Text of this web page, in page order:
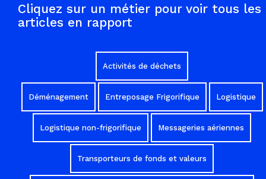
Cliquez sur un métier pour voir tous les
articles en rapport
Activités de déchets
Déménagement Entreposage Frigorifique Logistique
Logistique non-frigorifique Messageries aériennes
Transporteurs de fonds et valeurs